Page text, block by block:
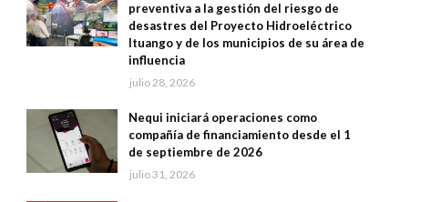
preventiva a la gestión del riesgo de
desastres del Proyecto Hidroeléctrico
Ituango y de los municipios de su área de
influencia
julio 28, 2026
Nequi iniciará operaciones como
compañía de financiamiento desde el 1
de septiembre de 2026
julio 31, 2026